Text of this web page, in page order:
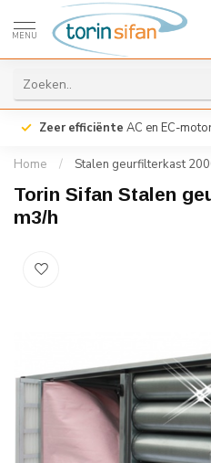
MENU
Zeer efficiënte AC en EC-
Home / Stalen geurfilterkast
Torin Sifan Stalen
m3/h